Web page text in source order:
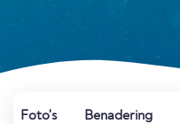
Foto's Benadering